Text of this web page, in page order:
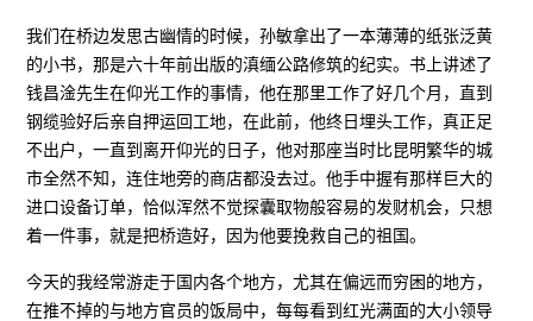
我们在桥边发思古幽情的时候，孙敏拿出了一本薄薄的纸张泛黄
的小书，那是六十年前出版的滇缅公路修筑的纪实。书上讲述了
钱昌淦先生在仰光工作的事情，他在那里工作了好几个月，直到
钢缆验好后亲自押运回工地，在此前，他终日埋头工作，真正足
不出户，一直到离开仰光的日子，他对那座当时比昆明繁华的城
市全然不知，连住地旁的商店都没去过。他手中握有那样巨大的
进口设备订单，恰似浑然不觉探囊取物般容易的发财机会，只想
着一件事，就是把桥造好，因为他要挽救自己的祖国。
今天的我经常游走于国内各个地方，尤其在偏远而穷困的地方，
在推不掉的与地方官员的饭局中，每每看到红光满面的大小领导